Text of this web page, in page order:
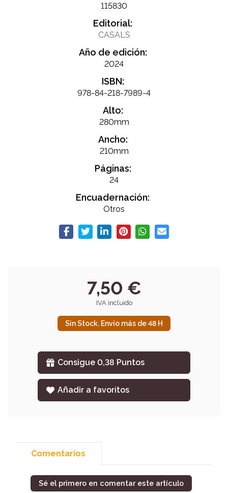
115830
Editorial:
CASALS
Año de edición:
2024
ISBN:
978-84-218-7989-4
Alto:
280mm
Ancho:
210mm
Páginas:
24
Encuadernación:
Otros
7,50 €
IVA incluido
Sin Stock. Envío más de 48 H
Consigue 0,38 Puntos
Añadir a favoritos
Comentarios
Sé el primero en comentar este artículo